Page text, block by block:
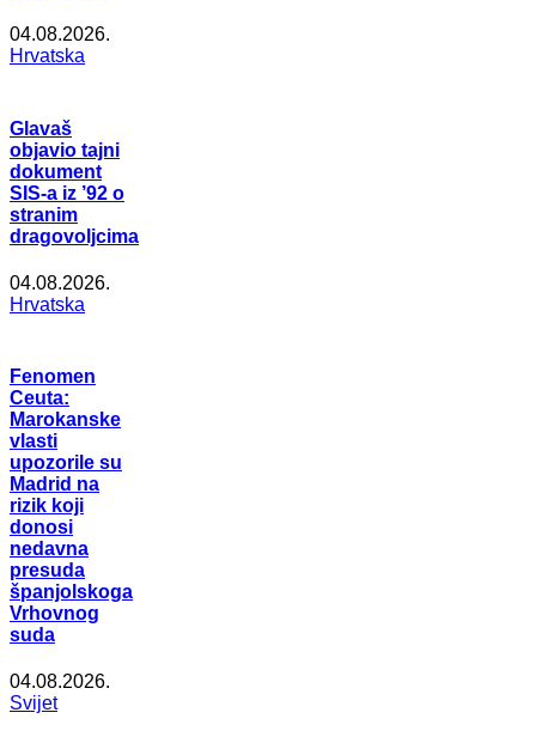
04.08.2026.
Hrvatska
Glavaš
objavio tajni
dokument
SIS-a iz ’92 o
stranim
dragovoljcima
04.08.2026.
Hrvatska
Fenomen
Ceuta:
Marokanske
vlasti
upozorile su
Madrid na
rizik koji
donosi
nedavna
presuda
španjolskoga
Vrhovnog
suda
04.08.2026.
Svijet